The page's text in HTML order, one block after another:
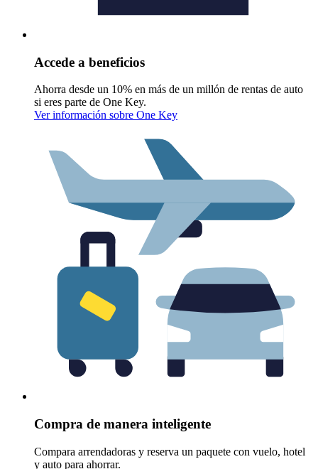
Accede a beneficios
Ahorra desde un 10% en más de un millón de rentas de auto
si eres parte de One Key.
Ver información sobre One Key
Compra de manera inteligente
Compara arrendadoras y reserva un paquete con vuelo, hotel
y auto para ahorrar.